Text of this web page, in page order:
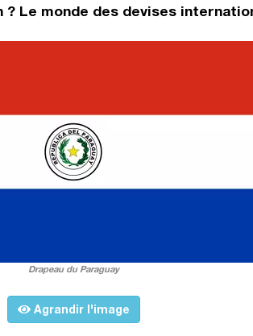
? Le monde des devises
Drapeau du Paraguay
Agrandir l'image